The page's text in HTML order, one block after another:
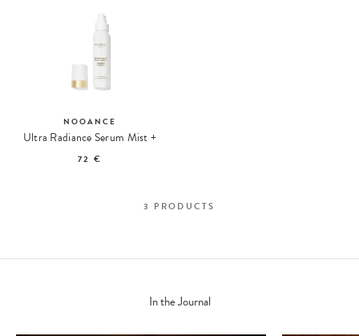
NOOANCE
Ultra Radiance Serum Mist +
72 €
3 PRODUCTS
In the Journal